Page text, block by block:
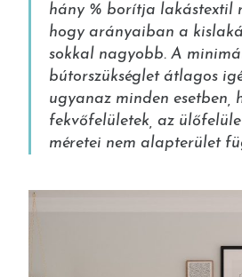
hány % borítja lakástextil
hogy arányaiban a
sokkal nagyobb. A
bútorszükséglet átlagos
ugyanaz minden esetben,
fekvőfelületek, az
méretei nem alapterület